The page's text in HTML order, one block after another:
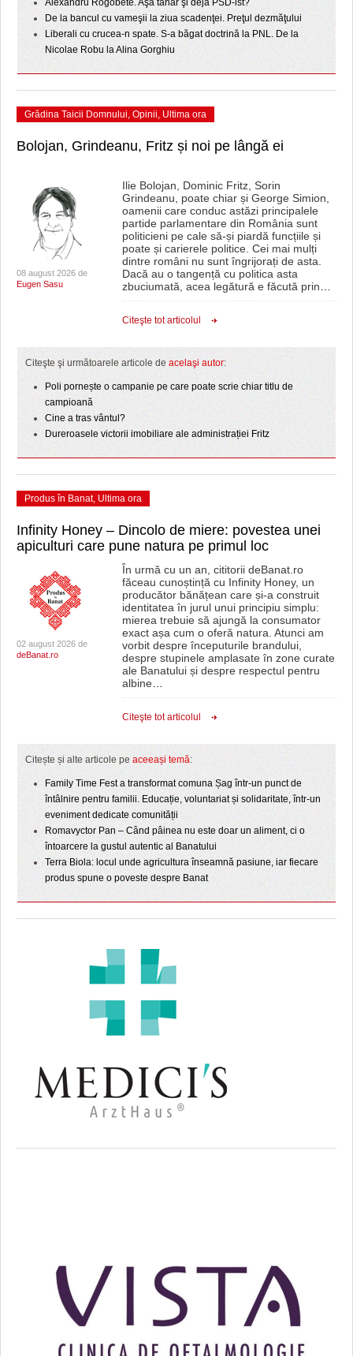
PRIMĂRIILE DIN TIMIŞ
SFATUL MEDICULUI
SFATURI JURIDICE
Alexandru Rogobete. Aşa tânăr şi deja PSD-ist?
De la bancul cu vameşii la ziua scadenţei. Preţul dezmăţului
Liberali cu crucea-n spate. S-a băgat doctrină la PNL. De la
Nicolae Robu la Alina Gorghiu
Grădina Taicii Domnului, Opinii, Ultima ora
Bolojan, Grindeanu, Fritz și noi pe lângă ei
08 august 2026 de
Eugen Sasu
Ilie Bolojan, Dominic Fritz, Sorin
Grindeanu, poate chiar și George Simion,
oamenii care conduc astăzi principalele
partide parlamentare din România sunt
politicieni pe cale să-și piardă funcțiile și
poate și carierele politice. Cei mai mulți
dintre români nu sunt îngrijorați de asta.
Dacă au o tangență cu politica asta
zbuciumată, acea legătură e făcută prin
Citeşte tot articolul
Citeşte şi următoarele articole de acelaşi autor:
Poli pornește o campanie pe care poate scrie chiar titlu de
campioană
Cine a tras vântul?
Dureroasele victorii imobiliare ale administrației Fritz
Produs în Banat, Ultima ora
Infinity Honey – Dincolo de miere: povestea unei
apiculturi care pune natura pe primul loc
02 august 2026 de
deBanat.ro
În urmă cu un an, cititorii deBanat.ro
făceau cunoștință cu Infinity Honey, un
producător bănățean care și-a construit
identitatea în jurul unui principiu simplu:
mierea trebuie să ajungă la consumator
exact așa cum o oferă natura. Atunci am
vorbit despre începuturile brandului,
despre stupinele amplasate în zone curate
ale Banatului și despre respectul pentru
albine…
Citeşte tot articolul
Citește și alte articole pe aceeași temă:
Family Time Fest a transformat comuna Șag într-un punct de
întâlnire pentru familii. Educație, voluntariat și solidaritate, într-un
eveniment dedicate comunității
Romavyctor Pan – Când pâinea nu este doar un aliment, ci o
întoarcere la gustul autentic al Banatului
Terra Biola: locul unde agricultura înseamnă pasiune, iar fiecare
produs spune o poveste despre Banat